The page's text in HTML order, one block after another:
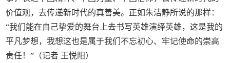
价值观，去传递新时代的真善美。正如朱洁静所说的那样：
“我们能在自己挚爱的舞台上去书写英雄演绎英雄，这是我的
平凡梦想，我想这也是属于我们不忘初心、牢记使命的崇高
责任！”（记者 王悦阳）